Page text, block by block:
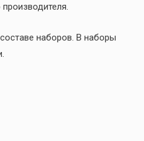
наборов. В наборы